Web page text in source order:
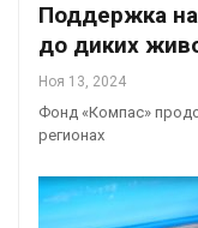
Поддержка
до диких
Ноя 13, 2024
Фонд «Компас»
регионах